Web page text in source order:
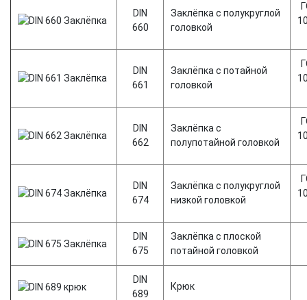
DIN
660
Заклёпка с полукруглой
головкой
DIN
661
Заклёпка с потайной
головкой
DIN
662
Заклёпка с
полупотайной головкой
DIN
674
Заклёпка с полукруглой
низкой головкой
DIN
675
Заклёпка с плоской
потайной головкой
DIN
689
Крюк